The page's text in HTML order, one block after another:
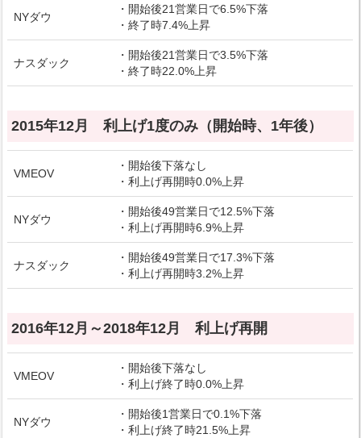
NYダウ
・開始後21営業日で6.5%下落
・終了時7.4%上昇
ナスダック
・開始後21営業日で3.5%下落
・終了時22.0%上昇
2015年12月 利上げ1度のみ（開始時、1年後）
VMEOV
・開始後下落なし
・利上げ再開時0.0%上昇
NYダウ
・開始後49営業日で12.5%下落
・利上げ再開時6.9%上昇
ナスダック
・開始後49営業日で17.3%下落
・利上げ再開時3.2%上昇
2016年12月～2018年12月 利上げ再開
VMEOV
・開始後下落なし
・利上げ終了時0.0%上昇
NYダウ
・開始後1営業日で0.1%下落
・利上げ終了時21.5%上昇